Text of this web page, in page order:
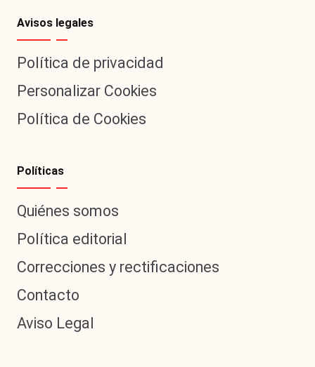
Avisos legales
Política de privacidad
Personalizar Cookies
Política de Cookies
Políticas
Quiénes somos
Política editorial
Correcciones y rectificaciones
Contacto
Aviso Legal